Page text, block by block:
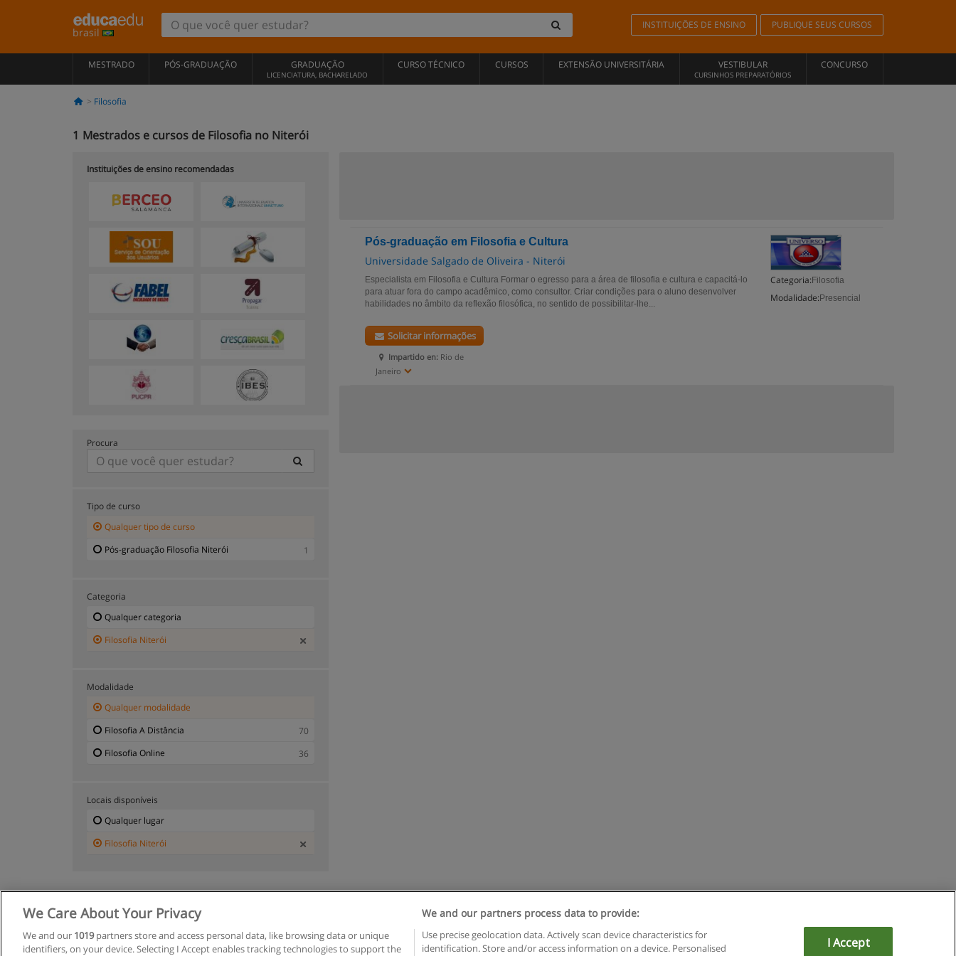
brasil
INSTITUIÇÕES DE ENSINO PUBLIQUE SEUS CURSOS
MESTRADO PÓS-GRADUAÇÃO GRADUAÇÃO
LICENCIATURA, BACHARELADO
CURSO TÉCNICO CURSOS EXTENSÃO UNIVERSITÁRIA VESTIBULAR
CURSINHOS PREPARATÓRIOS
CONCURSO
Filosofia
1 Mestrados e cursos de Filosofia no Niterói
Pós-graduação em Filosofia e Cultura
Universidade Salgado de Oliveira - Niterói
Categoria: Filosofia
Modalidade: Presencial
Especialista em Filosofia e Cultura Formar o egresso para a área de filosofia e cultura e capacitá-lo
para atuar fora do campo acadêmico, como consultor. Criar condições para o aluno desenvolver
habilidades no âmbito da reflexão filosófica, no sentido de possibilitar-lhe...
Impartido en: Rio de
Janeiro
Solicitar informações
Instituições de ensino recomendadas
Procura
Tipo de curso
Qualquer tipo de curso
Pós-graduação Filosofia Niterói
1
Categoria
Qualquer categoria
Filosofia Niterói
Modalidade
Qualquer modalidade
Filosofia A Distância
70
Filosofia Online
36
Locais disponíveis
Qualquer lugar
Filosofia Niterói
We Care About Your Privacy
We and our 1019partners store and access personal data, like browsing data or unique
identifiers, on your device. Selecting I Accept enables tracking technologies to support the
We and our partners process data to provide:
Use precise geolocation data. Actively scan device characteristics for
identification. Store and/or access information on a device. Personalised
I Accept